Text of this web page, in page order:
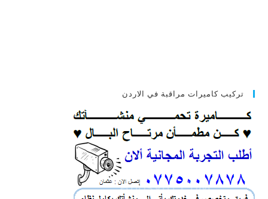
تركيب كاميرات مراقبة في الاردن